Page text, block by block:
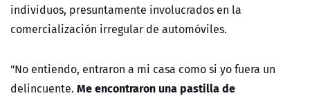
individuos, presuntamente involucrados en la
comercialización irregular de automóviles.
"No entiendo, entraron a mi casa como si yo fuera un
delincuente. Me encontraron una pastilla de